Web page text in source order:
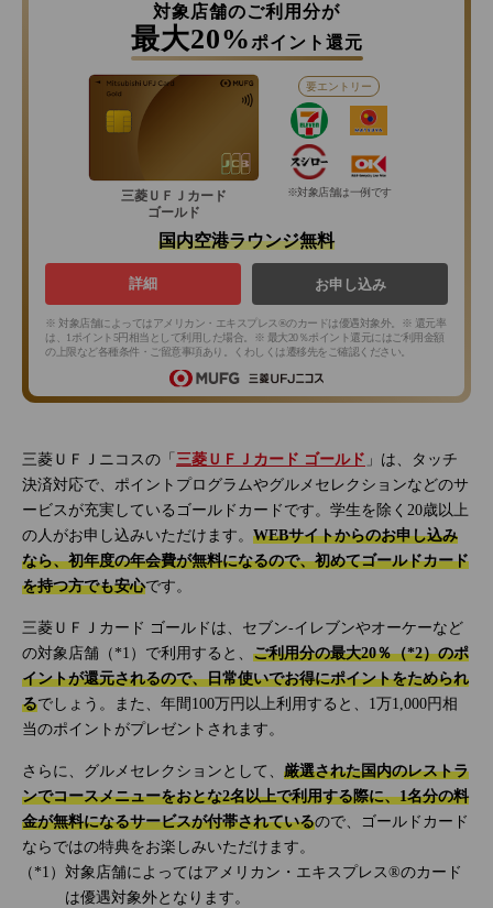
対象店舗のご利用分が
最大20% ポイント還元
三菱ＵＦＪカード
ゴールド
要エントリー
※対象店舗は一例です
国内空港ラウンジ無料
詳細 お申し込み
※ 対象店舗によってはアメリカン・エキスプレス®のカードは優遇対象外。※ 還元率
は、1ポイント5円相当として利用した場合。※ 最大20％ポイント還元にはご利用金額
の上限など各種条件・ご留意事項あり。くわしくは遷移先をご確認ください。
三菱ＵＦＪニコスの「 三菱ＵＦＪカード ゴールド 」は、タッチ
決済対応で、ポイントプログラムやグルメセレクションなどのサ
ービスが充実しているゴールドカードです。学生を除く20歳以上
の人がお申し込みいただけます。 WEBサイトからのお申し込み
なら、初年度の年会費が無料になるので、初めてゴールドカード
を持つ方でも安心です。
三菱ＵＦＪカード ゴールドは、セブン‐イレブンやオーケーなど
の対象店舗（*1）で利用すると、 ご利用分の最大20％（*2）のポ
イントが還元されるので、日常使いでお得にポイントをためられ
るでしょう。また、年間100万円以上利用すると、1万1,000円相
当のポイントがプレゼントされます。
さらに、グルメセレクションとして、 厳選された国内のレストラ
ンでコースメニューをおとな2名以上で利用する際に、1名分の料
金が無料になるサービスが付帯されているので、ゴールドカード
ならではの特典をお楽しみいただけます。
対象店舗によってはアメリカン・エキスプレス®のカード
は優遇対象外となります。